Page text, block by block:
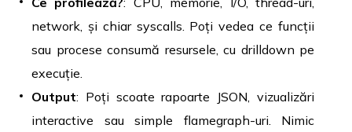
network, și chiar syscalls. Poți vedea ce funcții
sau procese consumă resursele, cu drilldown pe
execuție.
Output: Poți scoate rapoarte JSON, vizualizări
interactive sau simple flamegraph-uri. Nimic